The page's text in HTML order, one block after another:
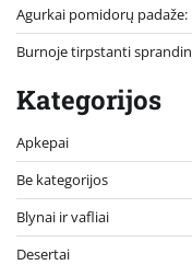
Agurkai pomidorų
Burnoje tirpstanti
Kategorijos
Apkepai
Be kategorijos
Blynai ir vafliai
Desertai